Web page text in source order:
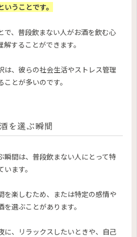
うことです。
で、普段飲まない人がお酒を飲む心
することができます。
は、彼らの社会生活やストレス管理
とが多いのです。
を選ぶ瞬間
瞬間は、普段飲まない人にとって特
ます。
を楽しむため、または特定の感情や
選ぶことがあります。
に、リラックスしたいときや、自己